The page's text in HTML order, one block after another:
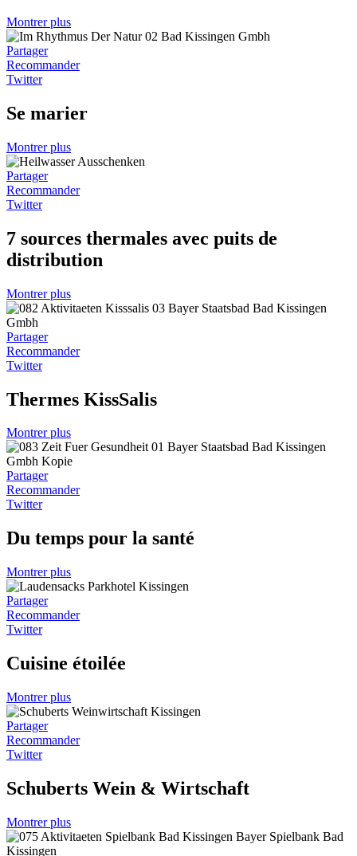
Montrer plus
Partager
Recommander
Twitter
Se marier
Montrer plus
Partager
Recommander
Twitter
7 sources thermales avec puits de
distribution
Montrer plus
Partager
Recommander
Twitter
Thermes KissSalis
Montrer plus
Partager
Recommander
Twitter
Du temps pour la santé
Montrer plus
Partager
Recommander
Twitter
Cuisine étoilée
Montrer plus
Partager
Recommander
Twitter
Schuberts Wein & Wirtschaft
Montrer plus